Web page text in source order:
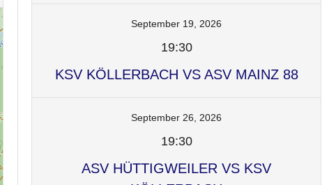
September 19, 2026
19:30
KSV KÖLLERBACH VS ASV MAINZ 88
September 26, 2026
19:30
ASV HÜTTIGWEILER VS KSV